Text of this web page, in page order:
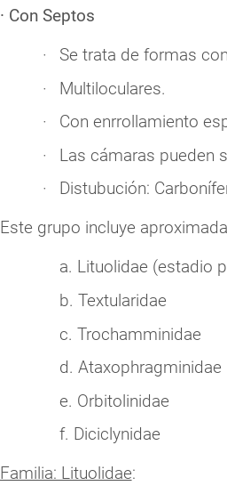
· Con Septos
Se trata de formas
Multiloculares.
Con enrrollamiento
Las cámaras pueden
Distubución:
Este grupo incluye
a. Lituolidae (estadio
b. Textularidae
c. Trochamminidae
d. Ataxophragminidae
e. Orbitolinidae
f. Diciclynidae
Familia: Lituolidae: